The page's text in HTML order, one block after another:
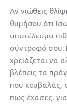
Αν νιώθεις
θυμήσου ότι
αποτέλεσμα
σύντροφό σου.
χρειάζεται να
βλέπεις τα
που κουβαλάς,
πως έχασες,